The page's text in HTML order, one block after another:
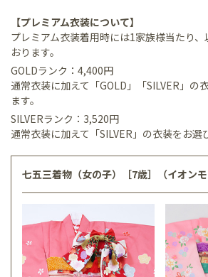
【プレミアム衣装について】
プレミアム衣装着用時には1家族様当たり
おります。
GOLDランク：4,400円
通常衣装に加えて「GOLD」「SILVER」の
ます。
SILVERランク：3,520円
通常衣装に加えて「SILVER」の衣装をお選
七五三着物（女の子）［7歳］（イオンモ